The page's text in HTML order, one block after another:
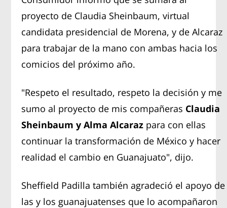
proyecto de Claudia Sheinbaum, virtual
candidata presidencial de Morena, y de Alcaraz
para trabajar de la mano con ambas hacia los
comicios del próximo año.
"Respeto el resultado, respeto la decisión y me
sumo al proyecto de mis compañeras Claudia
Sheinbaum y Alma Alcaraz para con ellas
continuar la transformación de México y hacer
realidad el cambio en Guanajuato", dijo.
Sheffield Padilla también agradeció el apoyo de
las y los guanajuatenses que lo acompañaron